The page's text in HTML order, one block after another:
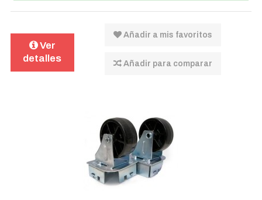
Ver
detalles
Añadir a mis favoritos
Añadir para comparar